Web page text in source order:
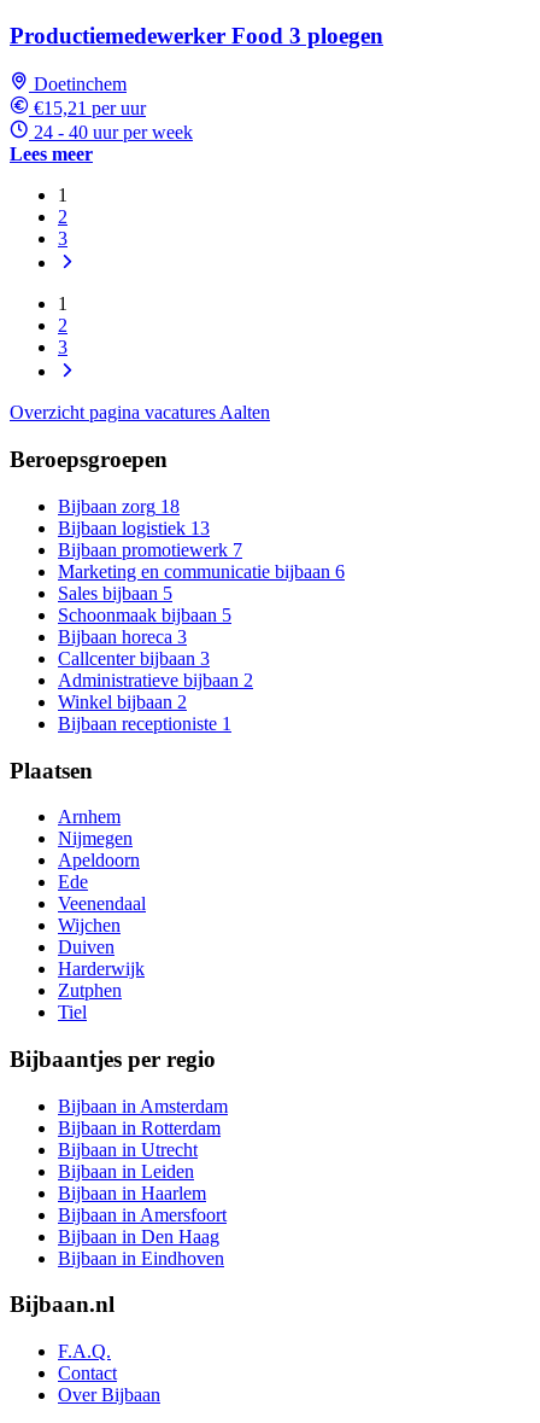
Productiemedewerker Food 3 ploegen
Doetinchem
€15,21 per uur
24 - 40 uur per week
Lees meer
1
2
3
1
2
3
Overzicht pagina vacatures Aalten
Beroepsgroepen
Bijbaan zorg 18
Bijbaan logistiek 13
Bijbaan promotiewerk 7
Marketing en communicatie bijbaan 6
Sales bijbaan 5
Schoonmaak bijbaan 5
Bijbaan horeca 3
Callcenter bijbaan 3
Administratieve bijbaan 2
Winkel bijbaan 2
Bijbaan receptioniste 1
Plaatsen
Arnhem
Nijmegen
Apeldoorn
Ede
Veenendaal
Wijchen
Duiven
Harderwijk
Zutphen
Tiel
Bijbaantjes per regio
Bijbaan in Amsterdam
Bijbaan in Rotterdam
Bijbaan in Utrecht
Bijbaan in Leiden
Bijbaan in Haarlem
Bijbaan in Amersfoort
Bijbaan in Den Haag
Bijbaan in Eindhoven
Bijbaan.nl
F.A.Q.
Contact
Over Bijbaan